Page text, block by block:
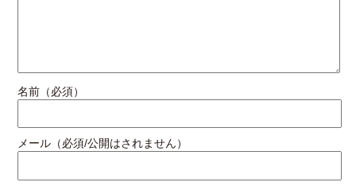
名前（必須）
メール（必須/公開はされません）